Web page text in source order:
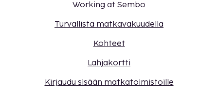
Working at Sembo
Turvallista matkavakuudella
Kohteet
Lahjakortti
Kirjaudu sisään matkatoimistoille